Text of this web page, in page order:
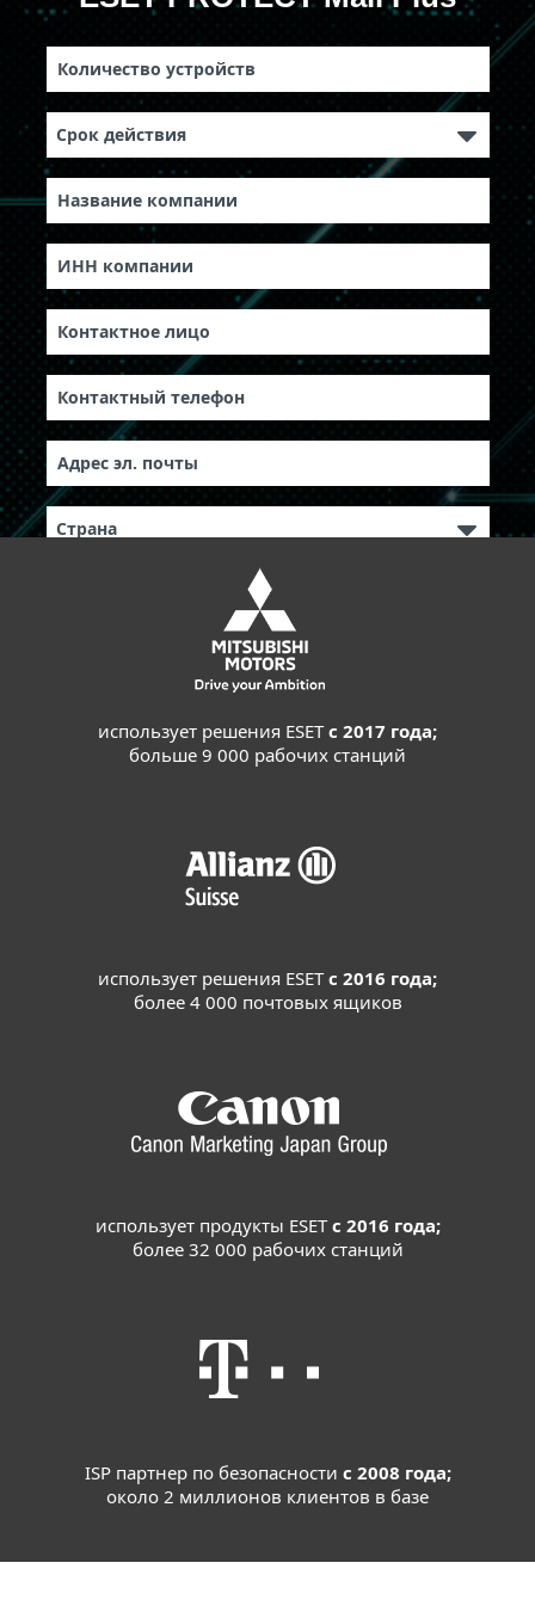
использует решения ESETс 2017 года;
больше 9 000 рабочих станций
использует решения ESETс 2016 года;
более 4 000 почтовых ящиков
использует продукты ESETс 2016 года;
более 32 000 рабочих станций
ISP партнер по безопасности с 2008 года;
около 2 миллионов клиентов в базе